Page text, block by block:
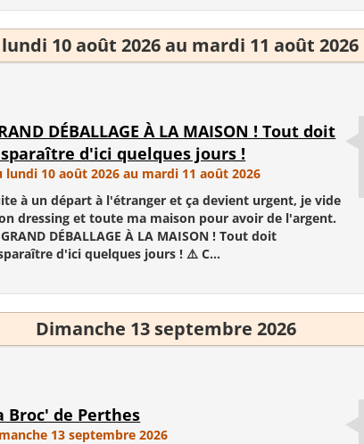
10 août 2026 au mardi 11 août 2026
DÉBALLAGE À LA MAISON ! Tout doit
d'ici quelques jours !
lundi 10 août 2026 au mardi 11 août 2026
à un départ à l'étranger et ça devient urgent, je vide
dressing et toute ma maison pour avoir de l'argent.
DÉBALLAGE À LA MAISON ! Tout doit
d'ici quelques jours ! ⚠️ C...
Dimanche 13 septembre 2026
Broc' de Perthes
13 septembre 2026